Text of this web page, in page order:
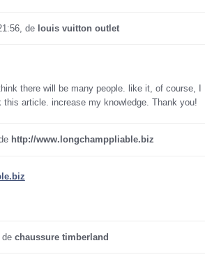
de louis vuitton outlet
there will be many people. like it, of course, I
article. increase my knowledge. Thank you!
http://www.longchamppliable.biz
de chaussure timberland